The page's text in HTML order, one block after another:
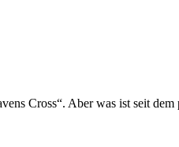
Cross“. Aber was ist seit dem